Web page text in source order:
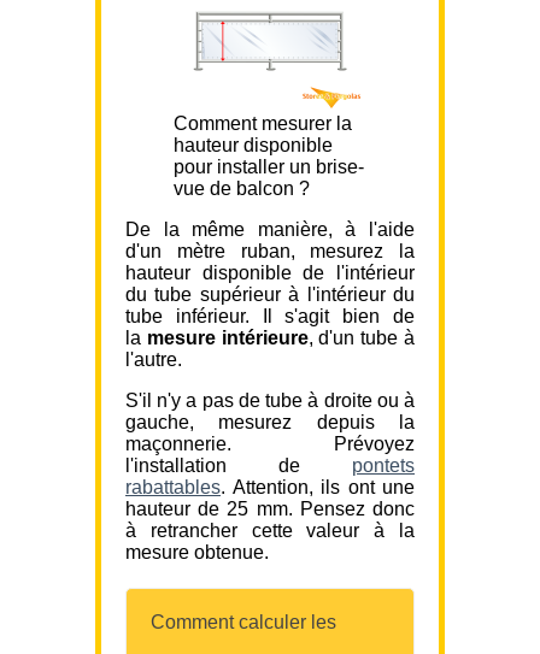
Comment mesurer la
hauteur disponible
pour installer un brise-
vue de balcon ?
De la même manière, à l'aide
d'un mètre ruban, mesurez la
hauteur disponible de l'intérieur
du tube supérieur à l'intérieur du
tube inférieur. Il s'agit bien de
la mesure intérieure, d'un tube à
l'autre.
S'il n'y a pas de tube à droite ou à
gauche, mesurez depuis la
maçonnerie. Prévoyez
l'installation de pontets
rabattables. Attention, ils ont une
hauteur de 25 mm. Pensez donc
à retrancher cette valeur à la
mesure obtenue.
Comment calculer les